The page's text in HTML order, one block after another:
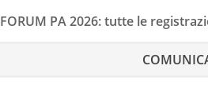
FORUM PA 2026: tutte le